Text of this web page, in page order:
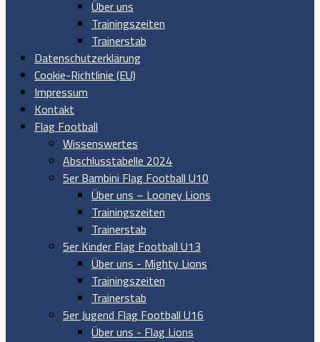
Über uns
Trainingszeiten
Trainerstab
Datenschutzerklärung
Cookie-Richtlinie (EU)
Impressum
Kontakt
Flag Football
Wissenswertes
Abschlusstabelle 2024
5er Bambini Flag Football U10
Über uns – Looney Lions
Trainingszeiten
Trainerstab
5er Kinder Flag Football U13
Über uns - Mighty Lions
Trainingszeiten
Trainerstab
5er Jugend Flag Football U16
Über uns - Flag Lions